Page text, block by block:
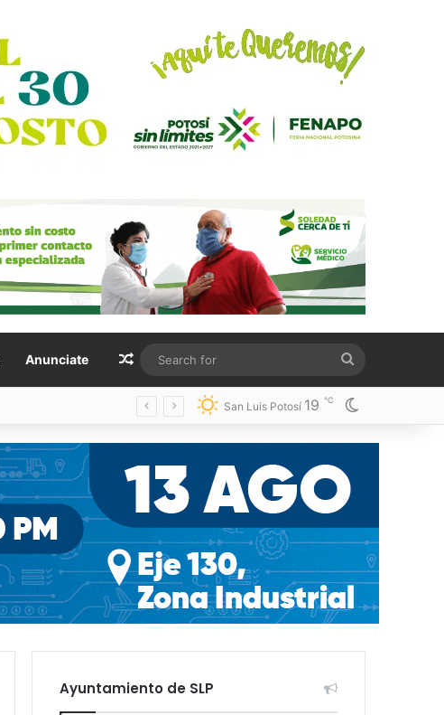
Anunciate Random Article
for
San Luis Potosí 19 ℃
Ayuntamiento de SLP